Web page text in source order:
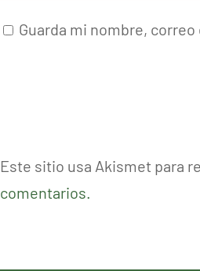
Guarda mi nombre,
Este sitio usa Akismet para
comentarios.